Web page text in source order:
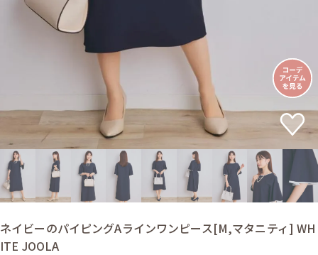
ネイビーのパイピングAラインワンピース[M,マタニティ] WH
ITE JOOLA